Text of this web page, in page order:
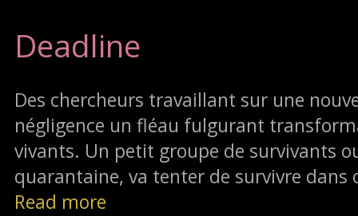
Deadline
Des chercheurs travaillant sur une
négligence un fléau fulgurant
vivants. Un petit groupe de survivants
quarantaine, va tenter de survivre
Read more